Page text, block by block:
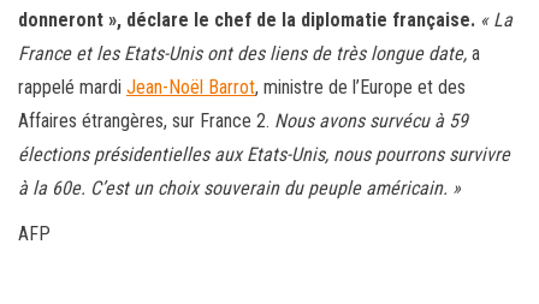
donneront », déclare le chef de la diplomatie française. « La
France et les Etats-Unis ont des liens de très longue date, a
rappelé mardi Jean-Noël Barrot, ministre de l’Europe et des
Affaires étrangères, sur France 2. Nous avons survécu à 59
élections présidentielles aux Etats-Unis, nous pourrons survivre
à la 60e. C’est un choix souverain du peuple américain. »
AFP